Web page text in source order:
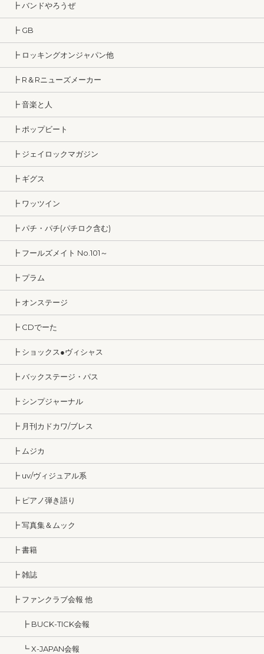
┣ バンドやろうぜ
┣ GB
┣ ロッキングオンジャパン他
┣ R＆Rニューズメーカー
┣ 音楽と人
┣ ポップビート
┣ ジェイロックマガジン
┣ ギグス
┣ ワッツイン
┣ パチ・パチ(パチロク含む)
┣ フールズメイト No.101～
┣ プラム
┣ オンステージ
┣ CDでーた
┣ ショックス●ヴィシャス
┣ バックステージ・パス
┣ シンプジャーナル
┣ 月刊カドカワ/ブレス
┣ ムジカ
┣ uv/ヴィジュアル系
┣ ピアノ弾き語り
┣ 写真集＆ムック
┣ 書籍
┣ 雑誌
┣ ファンクラブ会報 他
┣ BUCK-TICK会報
┗ X-JAPAN会報